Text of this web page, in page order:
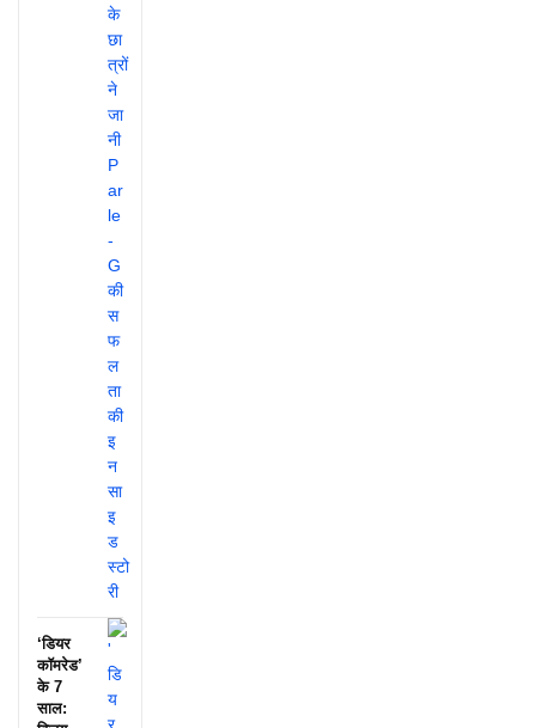
‘डियर
कॉमरेड’
के 7
साल: